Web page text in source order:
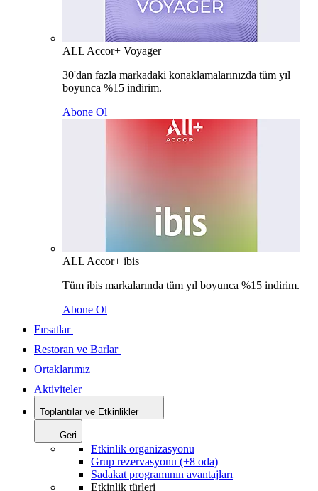
ALL Accor+ Voyager
30'dan fazla markadaki konaklamalarınızda tüm yıl
boyunca %15 indirim.
Abone Ol
ALL Accor+ ibis
Tüm ibis markalarında tüm yıl boyunca %15 indirim.
Abone Ol
Fırsatlar
Restoran ve Barlar
Ortaklarımız
Aktiviteler
Toplantılar ve Etkinlikler
Geri
Etkinlik organizasyonu
Grup rezervasyonu (+8 oda)
Sadakat programının avantajları
Etkinlik türleri